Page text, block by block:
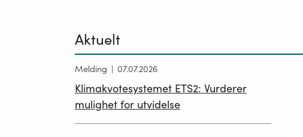
Aktuelt
Melding 07.07.2026
Klimakvotesystemet ETS2: Vurderer
mulighet for utvidelse